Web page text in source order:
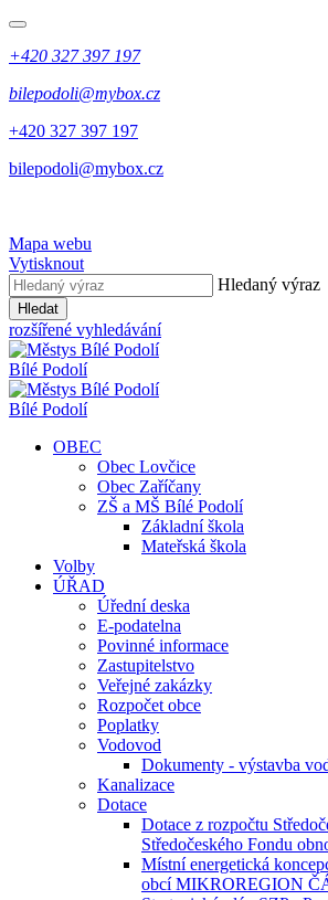
+420 327 397 197
bilepodoli@mybox.cz
+420 327 397 197
bilepodoli@mybox.cz
Mapa webu
Vytisknout
Hledaný výraz
Hledat
rozšířené vyhledávání
Bílé Podolí
Bílé Podolí
OBEC
Obec Lovčice
Obec Zaříčany
ZŠ a MŠ Bílé Podolí
Základní škola
Mateřská škola
Volby
ÚŘAD
Úřední deska
E-podatelna
Povinné informace
Zastupitelstvo
Veřejné zakázky
Rozpočet obce
Poplatky
Vodovod
Dokumenty - výstavba
Kanalizace
Dotace
Dotace z rozpočtu
Středočeského Fondu
Místní energetická
obcí MIKROREGION